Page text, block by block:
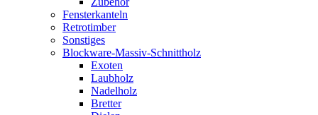
Fensterkanteln
Retrotimber
Sonstiges
Blockware-Massiv-Schnittholz
Exoten
Laubholz
Nadelholz
Bretter